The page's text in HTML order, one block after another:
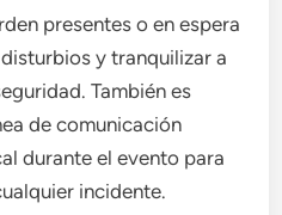
presentes o en espera
y tranquilizar a
También es
de comunicación
durante el evento para
incidente.